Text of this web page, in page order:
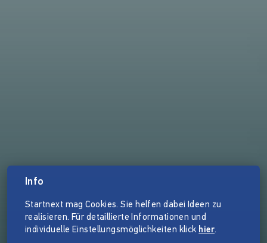
Info
Startnext mag Cookies. Sie helfen dabei Ideen zu
realisieren. Für detaillierte Informationen und
individuelle Einstellungsmöglichkeiten klick hier.